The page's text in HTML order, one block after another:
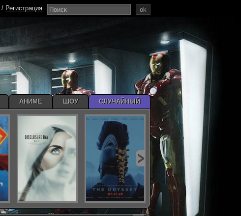
ok
/ Регистрация
АНИМЕ ШОУ СЛУЧАЙНЫЙ